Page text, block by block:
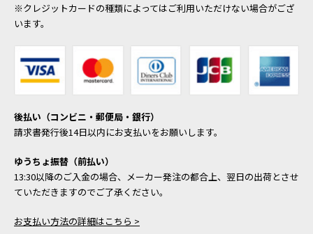
※クレジットカードの種類によってはご利用いただけない場合がござ
います。
後払い（コンビニ・郵便局・銀行）
請求書発行後14日以内にお支払いをお願いします。
ゆうちょ振替（前払い）
13:30以降のご入金の場合、メーカー発注の都合上、翌日の出荷とさせ
ていただきますのでご了承ください。
お支払い方法の詳細はこちら >